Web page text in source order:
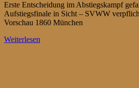
Erste Entscheidung im Abstiegskampf
Aufstiegsfinale in Sicht – SVWW
Vorschau 1860 München
Weiterlesen